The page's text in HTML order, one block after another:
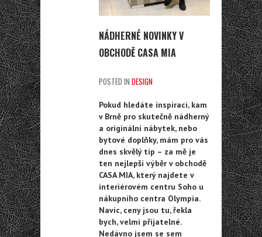
NÁDHERNÉ NOVINKY V
OBCHODĚ CASA MIA
POSTED IN DESIGN
Pokud hledáte inspiraci, kam
v Brně pro skutečně nádherný
a originální nábytek, nebo
bytové doplňky, mám pro vás
dnes skvělý tip – za mě je
ten nejlepší výběr v obchodě
CASA MIA, který najdete v
interiérovém centru Soho u
nákupního centra Olympia.
Navíc, ceny jsou tu, řekla
bych, velmi přijatelné.
Nedávno jsem se sem